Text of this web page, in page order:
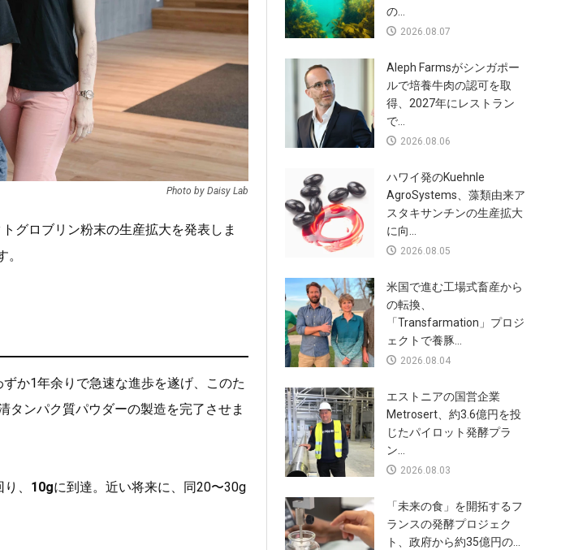
Photo by Daisy Lab
グロブリン粉末の生産拡大を発表しま
か1年余りで急速な進歩を遂げ、このた
タンパク質パウダーの製造を完了させま
、 10gに到達。近い将来に、同20〜30g
の...
2026.08.07
Aleph Farmsがシンガポー
ルで培養牛肉の認可を取
得、2027年にレストラン
で...
2026.08.06
ハワイ発のKuehnle
AgroSystems、藻類由来ア
スタキサンチンの生産拡大
に向...
2026.08.05
米国で進む工場式畜産から
の転換、
「Transfarmation」プロジ
ェクトで養豚...
2026.08.04
エストニアの国営企業
Metrosert、約3.6億円を投
じたパイロット発酵プラ
ン...
2026.08.03
「未来の食」を開拓するフ
ランスの発酵プロジェク
ト、政府から約35億円の...